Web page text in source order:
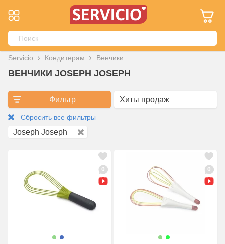
Servicio Кондитерам Венчики
ВЕНЧИКИ JOSEPH JOSEPH
Фильтр
Сбросить все фильтры
Joseph Joseph
0 0